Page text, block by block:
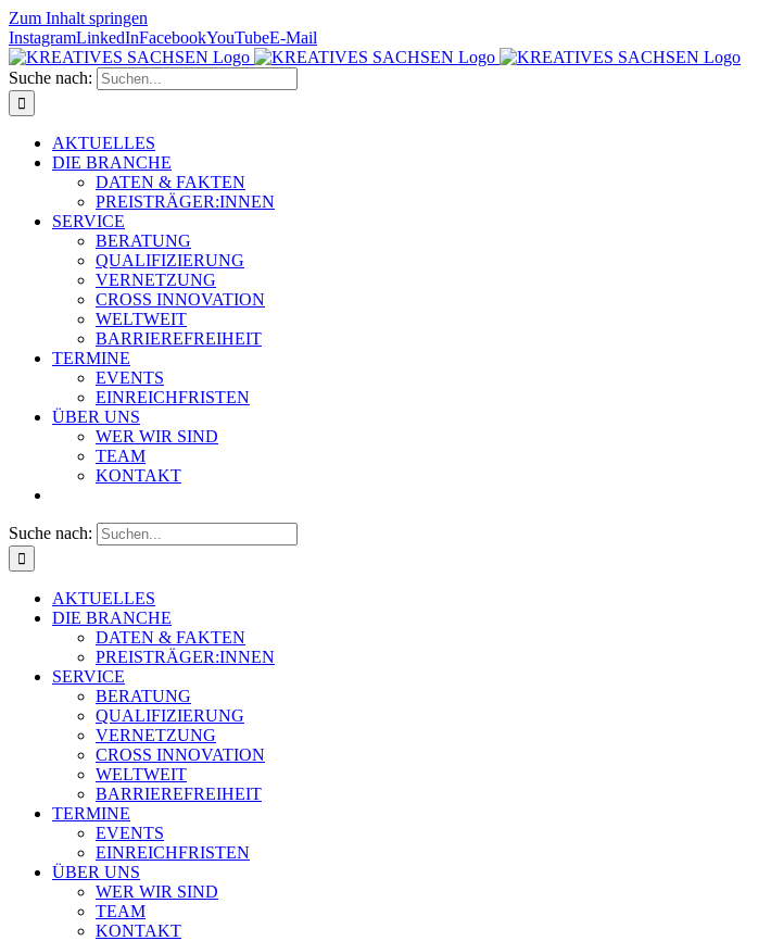
Zum Inhalt springen
InstagramLinkedInFacebookYouTubeE-Mail
Suche nach:
AKTUELLES
DIE BRANCHE
DATEN & FAKTEN
PREISTRÄGER:INNEN
SERVICE
BERATUNG
QUALIFIZIERUNG
VERNETZUNG
CROSS INNOVATION
WELTWEIT
BARRIEREFREIHEIT
TERMINE
EVENTS
EINREICHFRISTEN
ÜBER UNS
WER WIR SIND
TEAM
KONTAKT
Suche nach:
AKTUELLES
DIE BRANCHE
DATEN & FAKTEN
PREISTRÄGER:INNEN
SERVICE
BERATUNG
QUALIFIZIERUNG
VERNETZUNG
CROSS INNOVATION
WELTWEIT
BARRIEREFREIHEIT
TERMINE
EVENTS
EINREICHFRISTEN
ÜBER UNS
WER WIR SIND
TEAM
KONTAKT